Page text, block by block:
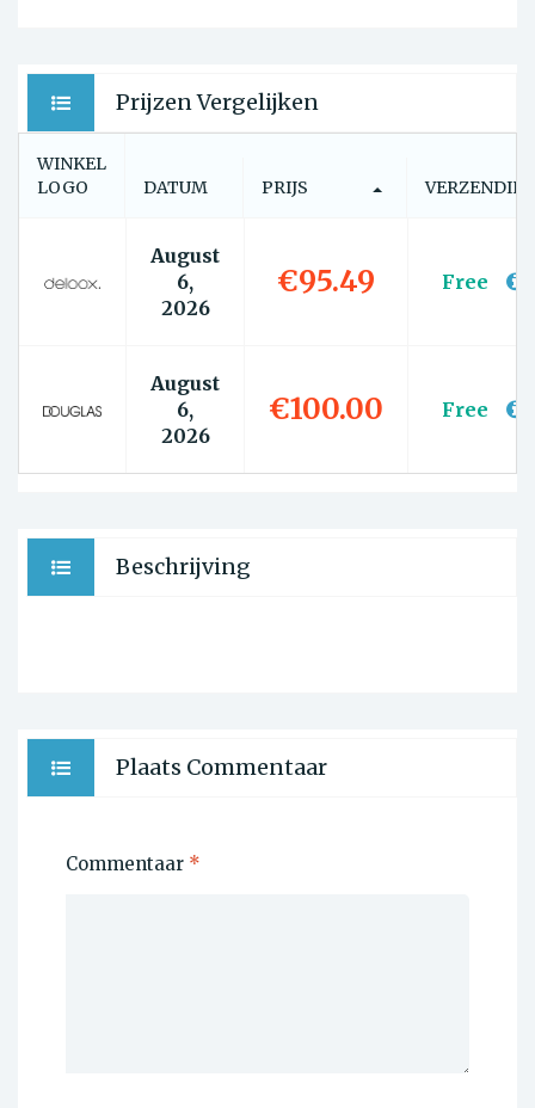
Prijzen Vergelijken
WINKEL
LOGO
DATUM PRIJS
August
6,
2026
€95.49 Free
August
6,
2026
€100.00 Free
Beschrijving
Plaats Commentaar
Commentaar *